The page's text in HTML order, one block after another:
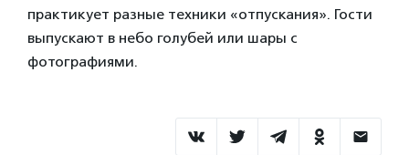
практикует разные техники «отпускания». Гости
выпускают в небо голубей или шары с
фотографиями.